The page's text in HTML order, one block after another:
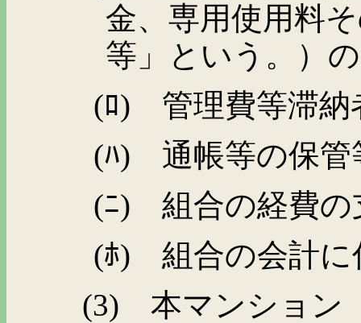
金、専用使用料
等」という。）
(ﾛ) 管理費等滞納
(ﾊ) 通帳等の保管
(ﾆ) 組合の経費の
(ﾎ) 組合の会計に
(3) 本マンション